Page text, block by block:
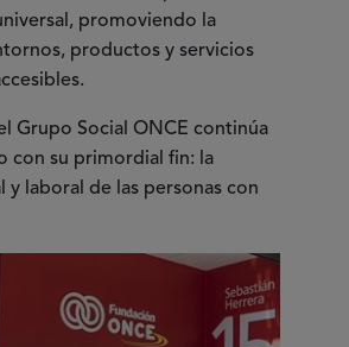
promoviendo la
productos y servicios
Grupo Social ONCE continúa
con su primordial fin: la
y laboral de las personas con